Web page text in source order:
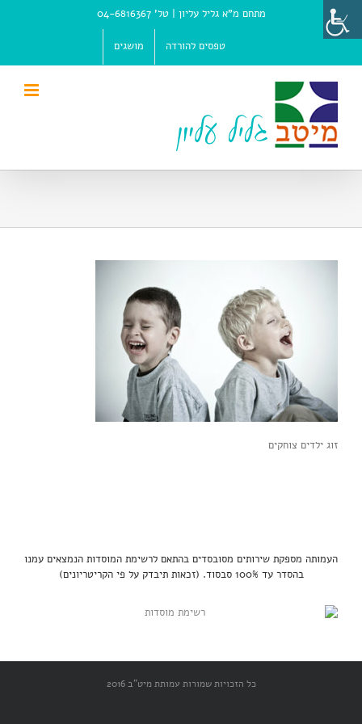
content
מתחם מ"א גליל עליון |טל' 04-6816367
טפסים להורדה מושגים
זוג ילדים צוחקים
העמותה מספקת שירותים מסובסדים בהתאם לרשימת המוסדות הנמצאים עמנו
בהסדר עד 100% סבסוד. (זכאות תיבדק על פי הקריטריונים)
כל הזכויות שמורות עמותת מיט"ב 2016